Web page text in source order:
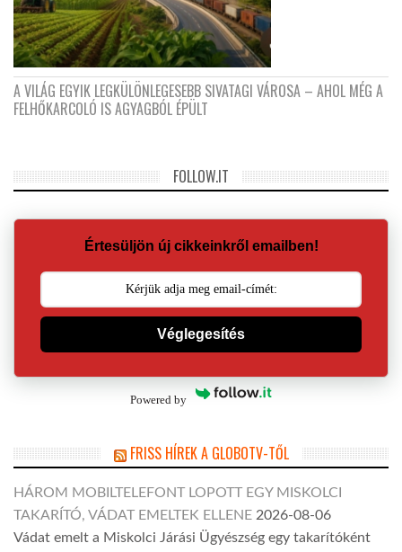
A VILÁG EGYIK LEGKÜLÖNLEGESEBB SIVATAGI VÁROSA – AHOL MÉG A
FELHŐKARCOLÓ IS AGYAGBÓL ÉPÜLT
FOLLOW.IT
Értesüljön új cikkeinkről emailben!
Véglegesítés
Powered by
FRISS HÍREK A GLOBOTV-TŐL
HÁROM MOBILTELEFONT LOPOTT EGY MISKOLCI
TAKARÍTÓ, VÁDAT EMELTEK ELLENE 2026-08-06
Vádat emelt a Miskolci Járási Ügyészség egy takarítóként